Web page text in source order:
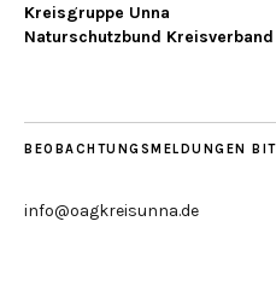
Kreisgruppe Unna
Naturschutzbund Kreisverband
BEOBACHTUNGSMELDUNGEN
info@oagkreisunna.de